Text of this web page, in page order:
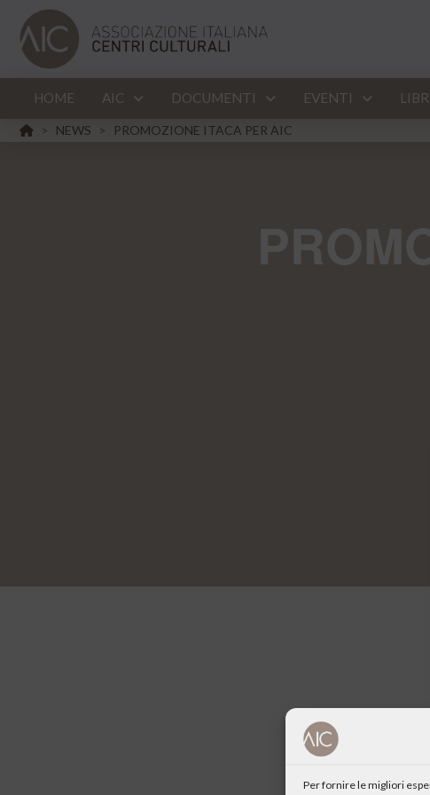
Per fornire le migliori
HOME AIC DOCUMENTI EVENTI
HOME
> NEWS > PROMOZIONE ITACA PER AIC